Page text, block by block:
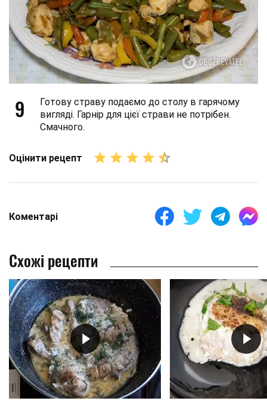
9
Готову страву подаємо до столу в гарячому
вигляді. Гарнір для цієї страви не потрібен.
Смачного.
Оцінити рецепт
Коментарі
Схожі рецепти